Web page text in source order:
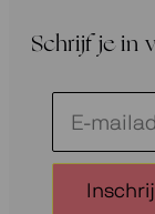
Schrijf je in
Schrijf
je
voor